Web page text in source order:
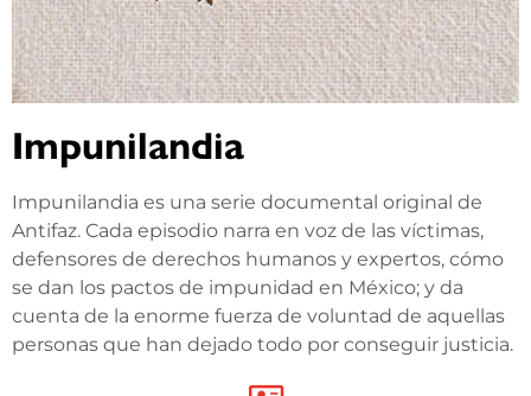
Impunilandia
Impunilandia es una serie documental original de
Antifaz. Cada episodio narra en voz de las víctimas,
defensores de derechos humanos y expertos, cómo
se dan los pactos de impunidad en México; y da
cuenta de la enorme fuerza de voluntad de aquellas
personas que han dejado todo por conseguir justicia.